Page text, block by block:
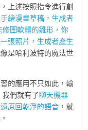
上述按照指令進行創
繪漫畫草稿，生成者
圖軟體的雛形，你
張照片，生成者產生
像是哈利波特的魔法世
的應用不只如此，輸
我們就有了聊天機器
原回乾淨的語音 ，就